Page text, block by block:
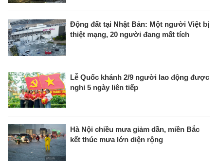
Động đất tại Nhật Bản: Một người Việt bị
thiệt mạng, 20 người đang mất tích
Lễ Quốc khánh 2/9 người lao động được
nghỉ 5 ngày liên tiếp
Hà Nội chiều mưa giảm dần, miền Bắc
kết thúc mưa lớn diện rộng